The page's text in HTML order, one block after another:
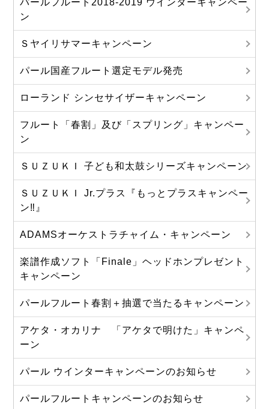
パールフルート2018-2019 ウインターキャンペー
ン
Ｓヤイリサマーキャンペーン
パール国産フルート選定モデル発売
ローランド シンセサイザーキャンペーン
フルート「春割」及び「スプリング」キャンペー
ン
ＳＵＺＵＫＩ 子ども和太鼓シリーズキャンペーン
ＳＵＺＵＫＩ Jr.プラス『もっとプラスキャンペー
ン‼』
ADAMSオーケストラチャイム・キャンペーン
楽譜作成ソフト「Finale」ヘッドホンプレゼント
キャンペーン
パールフルート春割＋抽選で当たるキャンペーン
アケタ・オカリナ 「アケタで明けた」キャンペ
ーン
パール ウインターキャンペーンのお知らせ
パールフルートキャンペーンのお知らせ